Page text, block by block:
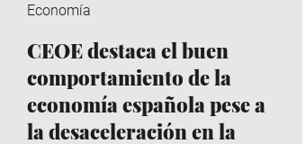
Economía
CEOE destaca el buen
comportamiento de la
economía española pese a
la desaceleración en la